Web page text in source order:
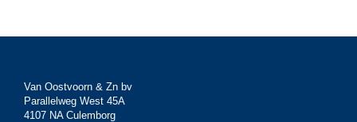
Van Oostvoorn & Zn bv
Parallelweg West 45A
4107 NA Culemborg